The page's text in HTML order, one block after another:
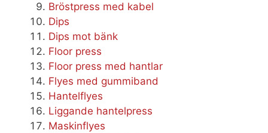
Bröstpress med kabel
Dips
Dips mot bänk
Floor press
Floor press med hantlar
Flyes med gummiband
Hantelflyes
Liggande hantelpress
Maskinflyes